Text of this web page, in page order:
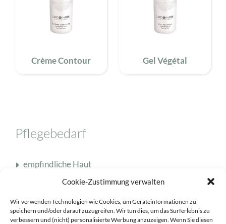
Cookie-Zustimmung verwalten
Wir verwenden Technologien wie Cookies, um Geräteinformationen zu
speichern und/oder darauf zuzugreifen. Wir tun dies, um das Surferlebnis zu
verbessern und (nicht) personalisierte Werbung anzuzeigen. Wenn Sie diesen
Crème Contour Gel Végétal
Pflegebedarf
empfindliche Haut
fettige Haut
Mischhaut
normale Haut